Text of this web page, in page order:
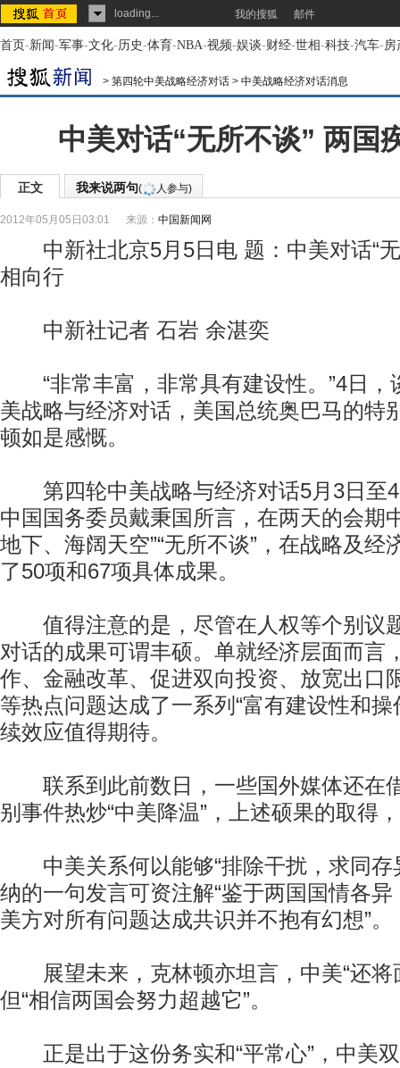
loading... 我的搜狐 邮件
首页-新闻-军事-文化-历史-体育-NBA-视频-娱谈-财经-世相-科技-汽车-房
> 第四轮中美战略经济对话 > 中美战略经济对话消息
中美对话“无所不谈” 两国
正文 我来说两句( 人参与)
2012年05月05日03:01 来源： 中国新闻网
中新社北京5月5日电 题：中美对话“无
相向行
中新社记者 石岩 余湛奕
“非常丰富，非常具有建设性。”4日，
美战略与经济对话，美国总统奥巴马的特
顿如是感慨。
第四轮中美战略与经济对话5月3日至4
中国国务委员戴秉国所言，在两天的会期
地下、海阔天空”“无所不谈”，在战略及经
了50项和67项具体成果。
值得注意的是，尽管在人权等个别议
对话的成果可谓丰硕。单就经济层面而言
作、金融改革、促进双向投资、放宽出口
等热点问题达成了一系列“富有建设性和操
续效应值得期待。
联系到此前数日，一些国外媒体还在
别事件热炒“中美降温”，上述硕果的取得
中美关系何以能够“排除干扰，求同存
纳的一句发言可资注解“鉴于两国国情各
美方对所有问题达成共识并不抱有幻想”。
展望未来，克林顿亦坦言，中美“还将
但“相信两国会努力超越它”。
正是出于这份务实和“平常心”，中美